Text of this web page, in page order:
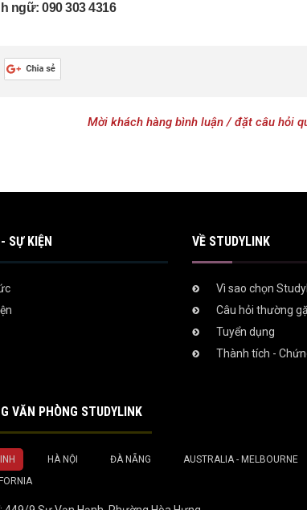
ngữ: 090 303 4316
Mời khách hàng bình luận / đặt câu hỏi
SỰ KIỆN VỀ STUDYLINK
Vì sao chọn
Câu hỏi thường
Tuyển dụng
Thành tích -
VĂN PHÒNG STUDYLINK
HÀ NỘI ĐÀ NẴNG AUSTRALIA - MELBOURNE